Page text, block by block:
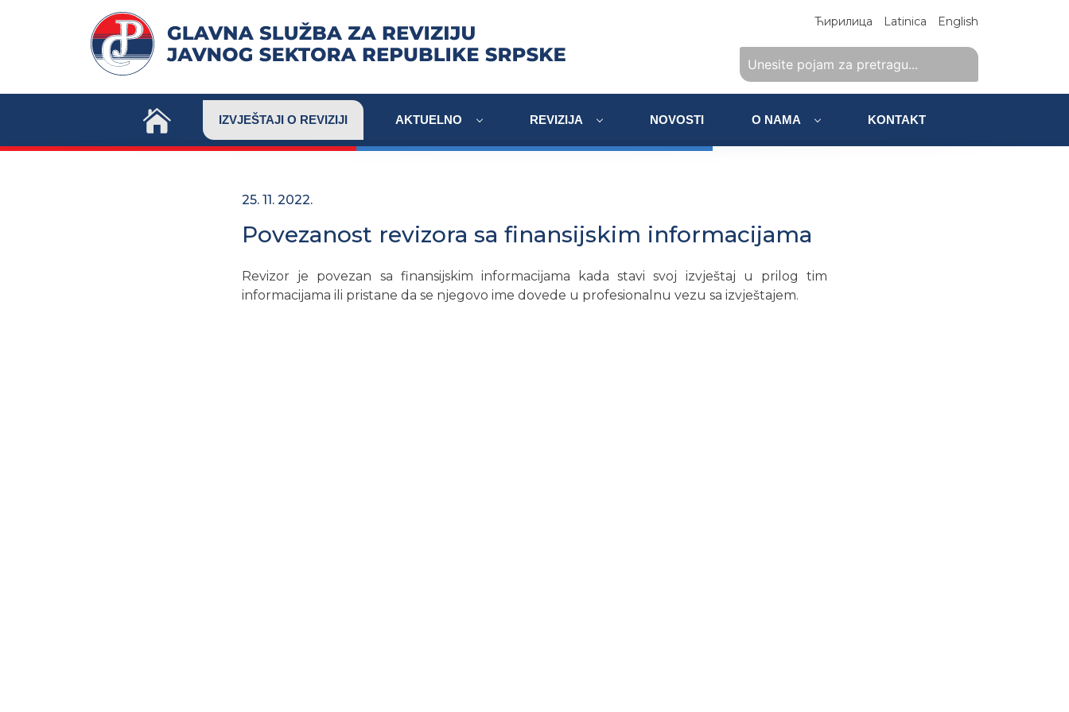
Ћирилица Latinica English
IZVJEŠTAJI O REVIZIJI AKTUELNO REVIZIJA NOVOSTI O NAMA KONTAKT
25. 11. 2022.
Povezanost revizora sa finansijskim informacijama
Revizor je povezan sa finansijskim informacijama kada stavi svoj izvještaj u prilog tim
informacijama ili pristane da se njegovo ime dovede u profesionalnu vezu sa izvještajem.